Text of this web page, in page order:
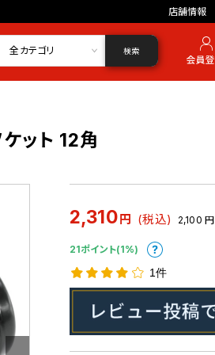
店舗情報
全カテゴリ 検索
ット 12角
2,310円 (税込) 2,100 円
21ポイント(1%)
1件